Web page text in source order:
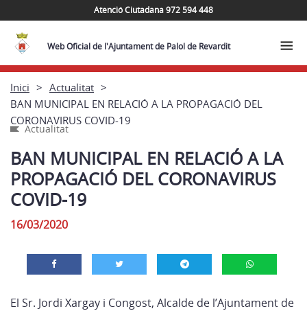
Atenció Ciutadana 972 594 448
Web Oficial de l'Ajuntament de Palol de Revardit
Inici
Actualitat
BAN MUNICIPAL EN RELACIÓ A LA PROPAGACIÓ DEL
CORONAVIRUS COVID-19
Actualitat
BAN MUNICIPAL EN RELACIÓ A LA
PROPAGACIÓ DEL CORONAVIRUS
COVID-19
16/03/2020
El Sr. Jordi Xargay i Congost, Alcalde de l’Ajuntament de